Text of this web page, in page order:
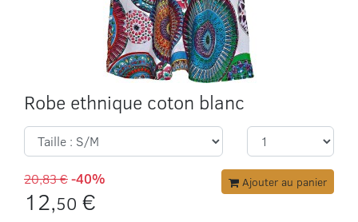
Robe ethnique coton blanc
20,83 €-40%
12,50 €
Ajouter au panier